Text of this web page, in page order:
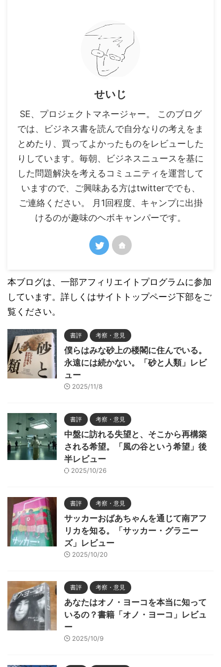
せいじ
SE、プロジェクトマネージャー。 このブログ
では、ビジネス書を読んで自分なりの考えをま
とめたり、買ってよかったものをレビューした
りしています。毎朝、ビジネスニュースを基に
した問題解決を考えるコミュニティを運営して
いますので、ご興味ある方はtwitterででも、
ご連絡ください。 月1回程度、キャンプに出掛
けるのが趣味のヘボキャンパーです。
本ブログは、一部アフィリエイトプログラムに参加
しています。詳しくはサイトトップページ下部をご
覧ください。
書評 考察・意見
僕らはみな砂上の楼閣に住んでいる。
永遠には続かない。「砂と人類」レビ
ュー
2025/11/8
書評 考察・意見
中盤に訪れる失望と、そこから再構築
される希望。「風の谷という希望」後
半レビュー
2025/10/26
書評 考察・意見
サッカーおばあちゃんを通じて南アフ
リカを知る。「サッカー・グラニー
ズ」レビュー
2025/10/20
書評 考察・意見
あなたはオノ・ヨーコを本当に知って
いるの？書籍「オノ・ヨーコ」レビュ
ー
2025/10/9